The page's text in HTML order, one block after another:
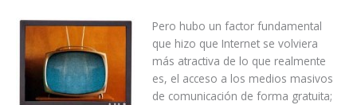
Pero hubo un factor fundamental
que hizo que Internet se volviera
más atractiva de lo que realmente
es, el acceso a los medios masivos
de comunicación de forma gratuita;